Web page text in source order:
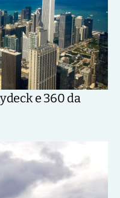
e 360 da